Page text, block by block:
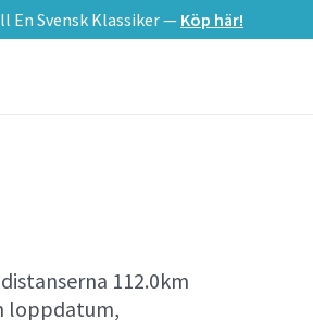
En Svensk Klassiker — Köp här!
112.0km
loppdatum,